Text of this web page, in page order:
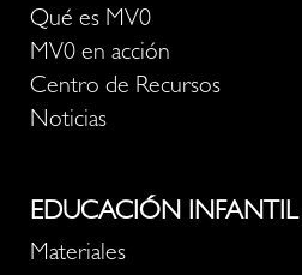
Qué es MV0
MV0 en acción
Centro de Recursos
Noticias
EDUCACIÓN INFANTIL
Materiales